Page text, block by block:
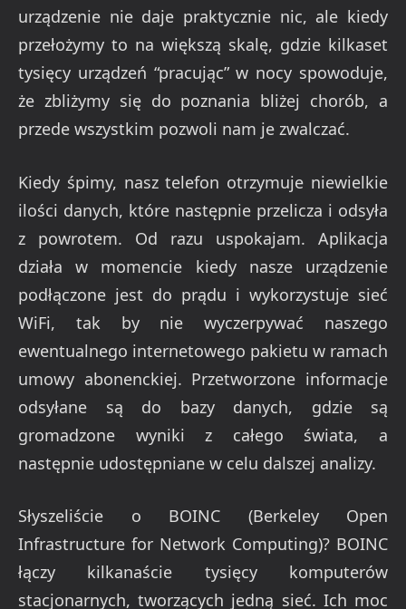
urządzenie nie daje praktycznie nic, ale kiedy
przełożymy to na większą skalę, gdzie kilkaset
tysięcy urządzeń “pracując” w nocy spowoduje,
że zbliżymy się do poznania bliżej chorób, a
przede wszystkim pozwoli nam je zwalczać.
Kiedy śpimy, nasz telefon otrzymuje niewielkie
ilości danych, które następnie przelicza i odsyła
z powrotem. Od razu uspokajam. Aplikacja
działa w momencie kiedy nasze urządzenie
podłączone jest do prądu i wykorzystuje sieć
WiFi, tak by nie wyczerpywać naszego
ewentualnego internetowego pakietu w ramach
umowy abonenckiej. Przetworzone informacje
odsyłane są do bazy danych, gdzie są
gromadzone wyniki z całego świata, a
następnie udostępniane w celu dalszej analizy.
Słyszeliście o BOINC (Berkeley Open
Infrastructure for Network Computing)? BOINC
łączy kilkanaście tysięcy komputerów
stacjonarnych, tworzących jedną sieć. Ich moc